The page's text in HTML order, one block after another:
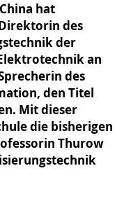
hat
des
der
an
des
den Titel
Mit dieser
die bisherigen
Thurow